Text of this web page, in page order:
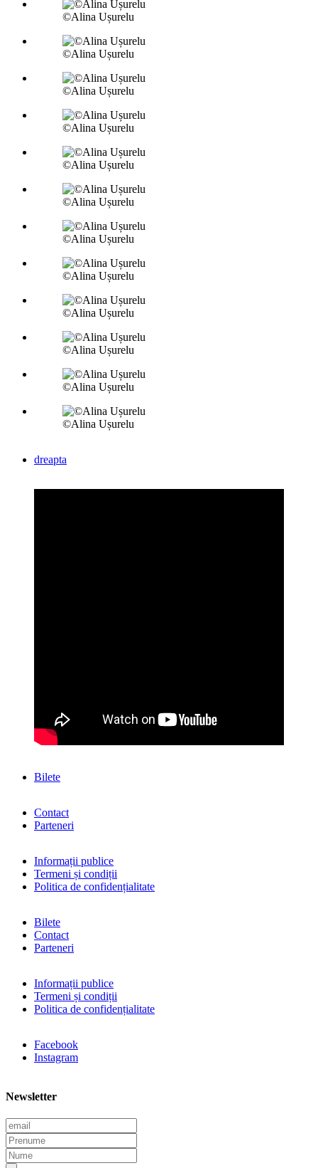
©Alina Ușurelu
©Alina Ușurelu
©Alina Ușurelu
©Alina Ușurelu
©Alina Ușurelu
©Alina Ușurelu
©Alina Ușurelu
©Alina Ușurelu
©Alina Ușurelu
©Alina Ușurelu
©Alina Ușurelu
©Alina Ușurelu
dreapta
Bilete
Contact
Parteneri
Informații publice
Termeni și condiții
Politica de confidențialitate
Bilete
Contact
Parteneri
Informații publice
Termeni și condiții
Politica de confidențialitate
Facebook
Instagram
Newsletter
E
m
a
i
P
r
e
N